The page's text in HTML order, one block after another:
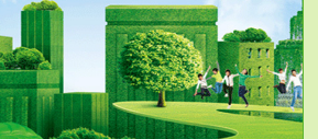
服务范围
废气处理工程